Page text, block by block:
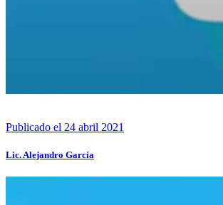
Publicado el 24 abril 2021
Lic. Alejandro García